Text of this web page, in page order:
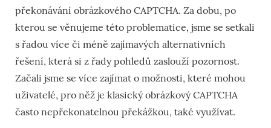
překonávání obrázkového CAPTCHA. Za dobu, po
kterou se věnujeme této problematice, jsme se setkali
s řadou více či méně zajímavých alternativních
řešení, která si z řady pohledů zaslouží pozornost.
Začali jsme se více zajímat o možnosti, které mohou
uživatelé, pro něž je klasický obrázkový CAPTCHA
často nepřekonatelnou překážkou, také využívat.